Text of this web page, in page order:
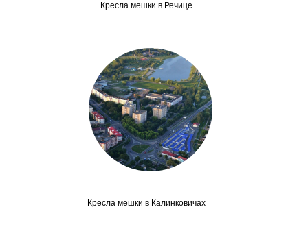
Кресла мешки в Речице
Кресла мешки в Калинковичах